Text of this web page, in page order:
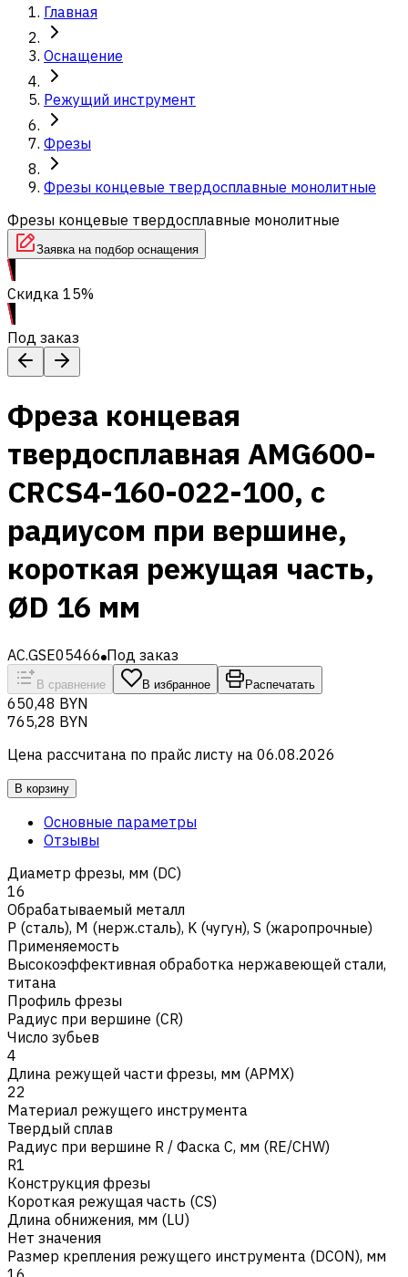
Главная
Оснащение
Режущий инструмент
Фрезы
Фрезы концевые твердосплавные монолитные
Фрезы концевые твердосплавные монолитные
Заявка на подбор оснащения
Скидка 15%
Под заказ
Фреза концевая
твердосплавная AMG600-
CRCS4-160-022-100, с
радиусом при вершине,
короткая режущая часть,
ØD 16 мм
AC.GSE05466 Под заказ
В сравнение В избранное Распечатать
650,48 BYN
765,28 BYN
Цена рассчитана по прайс листу на 06.08.2026
В корзину
Основные параметры
Отзывы
Диаметр фрезы, мм (DC)
16
Обрабатываемый металл
Р (сталь), M (нерж.сталь), K (чугун), S (жаропрочные)
Применяемость
Высокоэффективная обработка нержавеющей стали,
титана
Профиль фрезы
Радиус при вершине (CR)
Число зубьев
4
Длина режущей части фрезы, мм (APMX)
22
Материал режущего инструмента
Твердый сплав
Радиус при вершине R / Фаска C, мм (RE/CHW)
R1
Конструкция фрезы
Короткая режущая часть (CS)
Длина обнижения, мм (LU)
Нет значения
Размер крепления режущего инструмента (DCON), мм